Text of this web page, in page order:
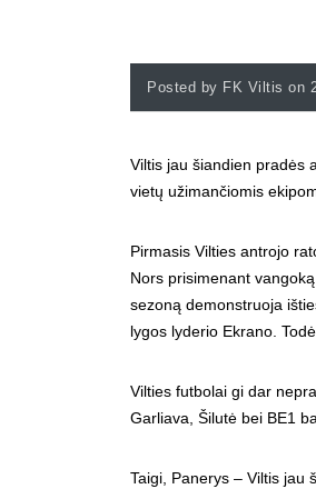
Posted by FK Viltis on
Viltis jau šiandien pradės
vietų užimančiomis
Pirmasis Vilties antrojo
Nors prisimenant
sezoną demonstruoja
lygos lyderio Ekrano.
Vilties futbolai gi dar
Garliava, Šilutė bei BE1
Taigi, Panerys – Viltis jau